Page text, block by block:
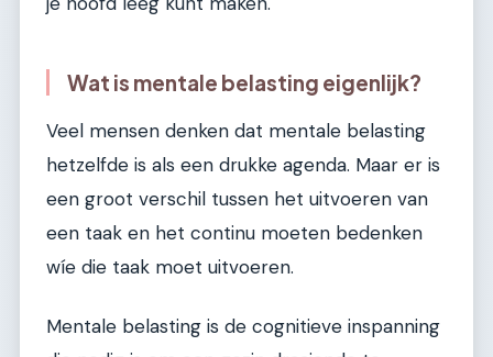
Wat is mentale belasting eigenlijk?
Veel mensen denken dat mentale belasting
hetzelfde is als een drukke agenda. Maar er is
een groot verschil tussen het uitvoeren van
een taak en het continu moeten bedenken
wíe die taak moet uitvoeren.
Mentale belasting is de cognitieve inspanning